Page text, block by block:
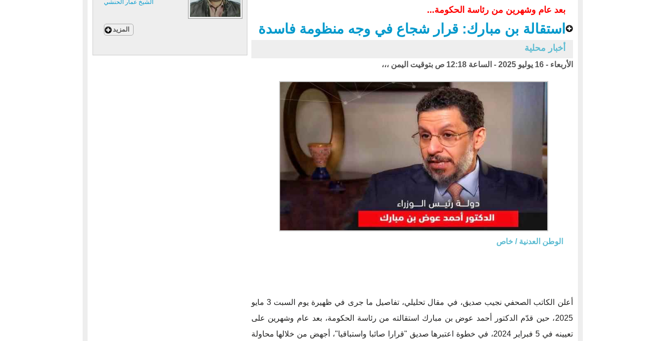
الشيخ عمار الحنشي
المزيد
بعد عام وشهرين من رئاسة الحكومة...
استقالة بن مبارك: قرار شجاع في وجه منظومة فاسدة
أخبار محلية
الأربعاء - 16 يوليو 2025 - الساعة 12:18 ص بتوقيت اليمن ،،،
الوطن العدنية / خاص
أعلن الكاتب الصحفي نجيب صديق، في مقال تحليلي، تفاصيل ما جرى في ظهيرة يوم السبت 3 مايو
2025، حين قدّم الدكتور أحمد عوض بن مبارك استقالته من رئاسة الحكومة، بعد عام وشهرين على
تعيينه في 5 فبراير 2024، في خطوة اعتبرها صديق "قرارا صائبا واستباقيا"، أجهض من خلالها محاولة